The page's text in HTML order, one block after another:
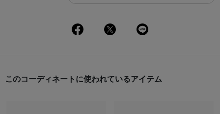
このコーディネートに使われているアイテム